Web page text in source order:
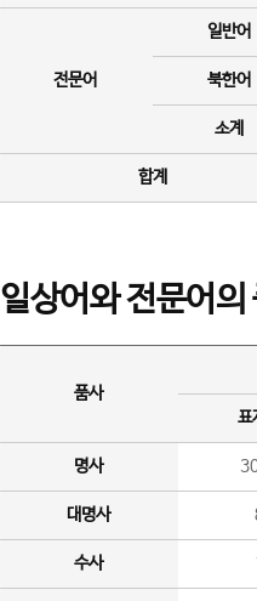
전문어
일반어
북한어
소계
합계
일상어와 전문어의
품사
표
명사
대명사
수사